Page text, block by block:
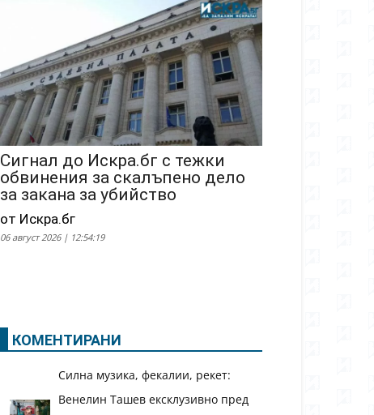
Сигнал до Искра.бг с тежки
обвинения за скалъпено дело
за закана за убийство
от Искра.бг
06 август 2026 | 12:54:19
КОМЕНТИРАНИ
Силна музика, фекалии, рекет:
Венелин Ташев ексклузивно пред